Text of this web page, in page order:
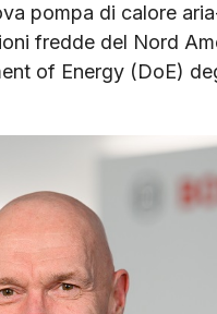
pompa di calore
fredde del Nord
of Energy (DoE)